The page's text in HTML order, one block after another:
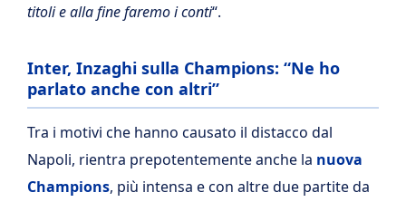
titoli e alla fine faremo i conti“.
Inter, Inzaghi sulla Champions: “Ne ho
parlato anche con altri”
Tra i motivi che hanno causato il distacco dal
Napoli, rientra prepotentemente anche la nuova
Champions, più intensa e con altre due partite da